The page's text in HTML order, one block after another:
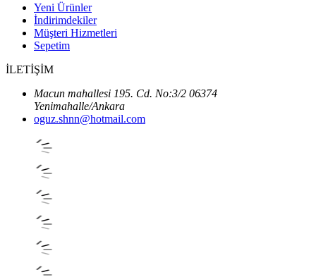
Yeni Ürünler
İndirimdekiler
Müşteri Hizmetleri
Sepetim
İLETİŞİM
Macun mahallesi 195. Cd. No:3/2 06374
Yenimahalle/Ankara
oguz.shnn@hotmail.com